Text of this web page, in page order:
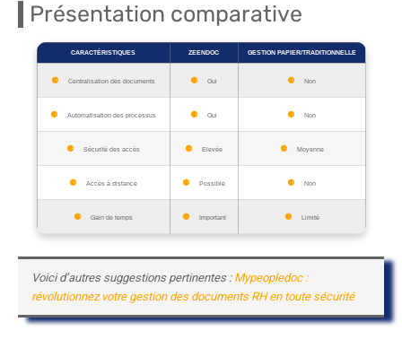
Présentation comparative
CARACTÉRISTIQUES ZEENDOC GESTION PAPIER/TRADITIONNELLE
Centralisation des documents Oui Non
Automatisation des processus Oui Non
Sécurité des accès Elevée Moyenne
Accès à distance Possible Non
Gain de temps Important Limité
Voici d’autres suggestions pertinentes :Mypeopledoc :
révolutionnez votre gestion des documents RH en toute sécurité